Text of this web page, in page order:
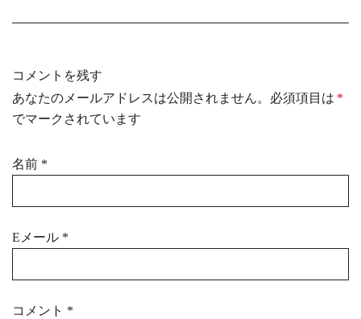
コメントを残す
あなたのメールアドレスは公開されません。必須項目は *
でマークされています
名前 *
Eメール *
コメント *